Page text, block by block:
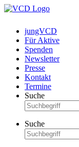
jungVCD
Für Aktive
Spenden
Newsletter
Presse
Kontakt
Termine
Suche
Suche